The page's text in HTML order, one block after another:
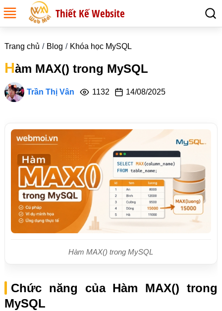
Thiết Kế Website
Trang chủ Blog Khóa học MySQL
Hàm MAX() trong MySQL
Trần Thị Vân 1132 14/08/2025
Hàm MAX() trong MySQL
Chức năng của Hàm MAX() trong
MySQL